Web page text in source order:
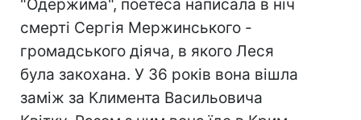
"Одержима", поетеса написала в ніч
смерті Сергія Мержинського -
громадського діяча, в якого Леся
була закохана. У 36 років вона вішла
заміж за Климента Васильовича